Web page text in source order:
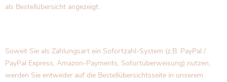
als Bestellübersicht angezeigt.
Soweit Sie als Zahlungsart ein Sofortzahl-System (z.B. PayPal /
PayPal Express, Amazon-Payments, Sofortüberweisung) nutzen,
werden Sie entweder auf die Bestellübersichtsseite in unserem